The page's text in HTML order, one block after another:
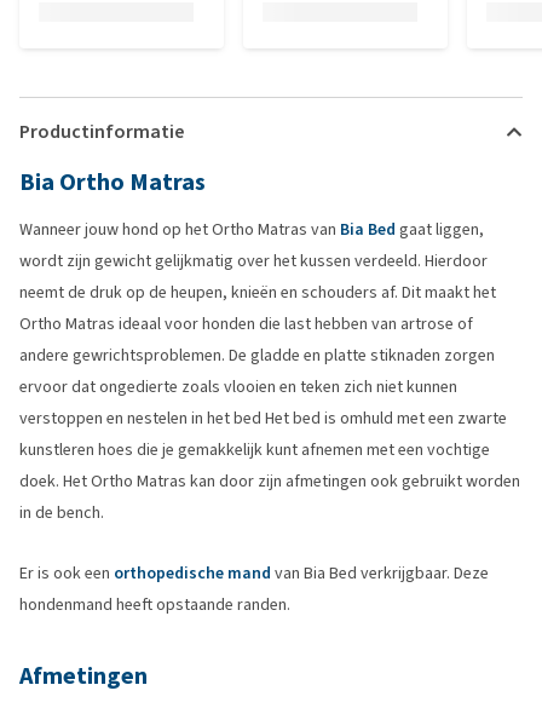
Productinformatie
Bia Ortho Matras
Wanneer jouw hond op het Ortho Matras van Bia Bed gaat liggen,
wordt zijn gewicht gelijkmatig over het kussen verdeeld. Hierdoor
neemt de druk op de heupen, knieën en schouders af. Dit maakt het
Ortho Matras ideaal voor honden die last hebben van artrose of
andere gewrichtsproblemen. De gladde en platte stiknaden zorgen
ervoor dat ongedierte zoals vlooien en teken zich niet kunnen
verstoppen en nestelen in het bed Het bed is omhuld met een zwarte
kunstleren hoes die je gemakkelijk kunt afnemen met een vochtige
doek. Het Ortho Matras kan door zijn afmetingen ook gebruikt worden
in de bench.
Er is ook een orthopedische mand van Bia Bed verkrijgbaar. Deze
hondenmand heeft opstaande randen.
Afmetingen